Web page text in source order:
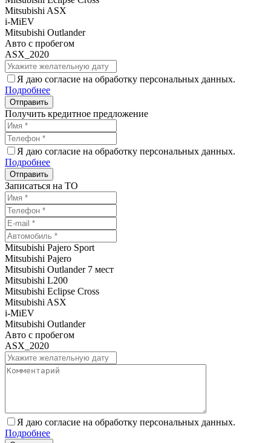
Mitsubishi ASX
i-MiEV
Mitsubishi Outlander
Авто с пробегом
ASX_2020
Я даю согласие на обработку персональных данных.
Подробнее
Получить кредитное предложение
Я даю согласие на обработку персональных данных.
Подробнее
Записаться на ТО
Mitsubishi Pajero Sport
Mitsubishi Pajero
Mitsubishi Outlander 7 мест
Mitsubishi L200
Mitsubishi Eclipse Cross
Mitsubishi ASX
i-MiEV
Mitsubishi Outlander
Авто с пробегом
ASX_2020
Я даю согласие на обработку персональных данных.
Подробнее